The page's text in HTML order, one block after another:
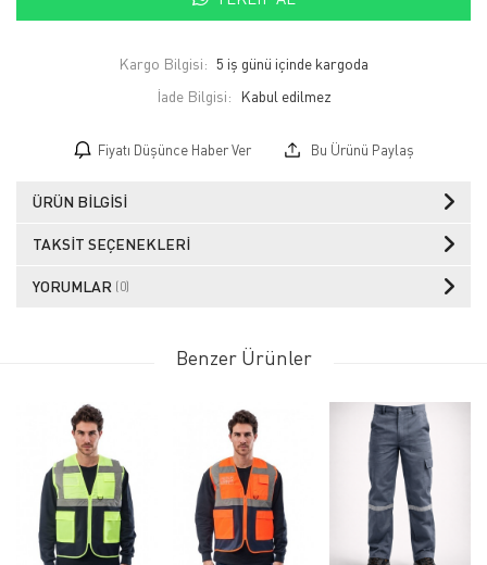
Kargo Bilgisi: 5 iş günü içinde kargoda
İade Bilgisi:
Fiyatı Düşünce Haber Ver Bu Ürünü Paylaş
ÜRÜN BILGISI
TAKSIT SEÇENEKLERI
YORUMLAR (0)
Benzer Ürünler